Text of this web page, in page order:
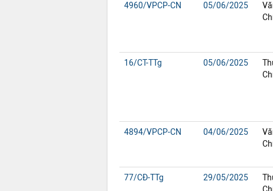
4960/VPCP-CN 05/06/2025
16/CT-TTg 05/06/2025
4894/VPCP-CN 04/06/2025
77/CĐ-TTg 29/05/2025